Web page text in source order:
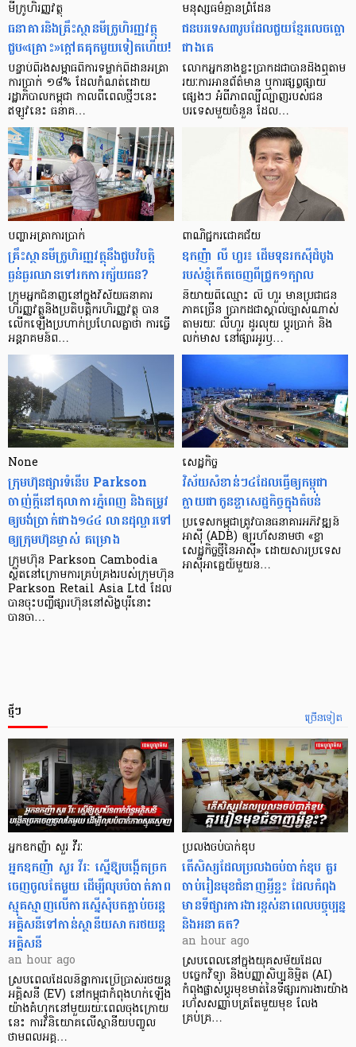
មីក្រូ​ហិរញ្ញវត្ថុ
ធនាគារ​និង​គ្រឹះស្ថាន​មីក្រូ​ហិរញ្ញវត្ថុ​
ជួប«គ្រោះ»ក្តៅ​គគុក​មួយ​ទៀត​ហើយ!
បន្ទាប់​ពី​រង​សម្ពាធ​​ពី​ការ​ទម្លាក់​ពិដាន​អត្រា​
ការ​ប្រាក់ ១៨​% ដែល​កំណត់​ដោយ​
រដ្ឋាភិបាល​កម្ពុជា កាល​ពី​ពេល​ថ្មីៗ​នេះ
ឥឡូវ​នេះ ធនាគ…
មនុស្ស​ធម៌​គ្មាន​ព្រំដែន
ជន​បរទេស​៣​រូប​ដែល​ជួយ​ខ្មែរ​លេច​ធ្លោ​
ជាង​គេ
លោកអ្នក​នាង​ខ្លះ​ប្រាកដ​ជា​បាន​​ដឹង​ឮ​តាម​
រយៈ​ការ​អាន​ព័ត៌មាន ឬ​ការ​ផ្សព្វផ្សាយ​
ផ្សេងៗ អំពី​ភាព​ល្បីល្បាញ​របស់​ជន​
បរទេស​មួយ​ចំនួន ដែល…
បញ្ហា​អត្រា​ការប្រាក់
គ្រឹះស្ថាន​មីក្រូ​ហិរញ្ញវត្ថុ​នឹង​ជួប​វិបត្តិ​
ធ្ងន់ធ្ងរ​ឈាន​ទៅ​រក​ការ​ក្ស័យធន?
ក្រុម​អ្នក​ជំនាញ​នៅ​ក្នុង​វិស័យ​ធនាគារ
ហិរញ្ញវត្ថុ​និង​ប្រតិបត្តិករ​ហិរញ្ញ​វត្ថុ បាន​​
លើក​ឡើង​ប្រហាក់​ប្រហែល​គ្នា​ថា ការ​ធ្វើ​
អន្តរាគមន៍​ព…
ពាណិជ្ជករជោគជ័យ
ឧកញ៉ា លី ហួរ៖ ដើមទុនរកស៊ីដំបូង
របស់ខ្ញុំកើតចេញពីជ្រូក១ក្បាល
និយាយ​ពី​ឈ្មោះ លី ហួរ មាន​ប្រជាជន​
ភាគ​ច្រើន ប្រាកដ​ជា​ស្គាល់​ច្បាស់​ណាស់
តាមរយៈ លីហួរ ដូរ​លុយ ប្តូរ​បា្រក់ និង​
លក់​មាស នៅ​ផ្សារ​អូរ​ឫ…
None
ក្រុមហ៊ុនផ្សារទំនើប Parkson
ចាញ់ក្ដីនៅតុលាការភ្នំពេញ និងតម្រូវ
ឲ្យបង់ប្រាក់ជាង១៤៤ លានដុល្លារទៅ
ឲ្យក្រុមហ៊ុនម្ចាស់ គម្រោង
ក្រុមហ៊ុន Parkson Cambodia
ស្ថិតនៅក្រោមការគ្រប់គ្រងរបស់ក្រុមហ៊ុន
Parkson Retail Asia Ltd ដែល
បានចុះបញ្ចីផ្សារហ៊ុននៅសិង្ហបុរីនោះ
បានចា…
សេដ្ឋកិច្ច​
វិស័យ​សំខាន់ៗ​៤​ដែល​ធ្វើ​ឲ្យ​កម្ពុជា​
ក្លាយ​ជា​កូន​ខ្លា​សេដ្ឋកិច្ច​ក្នុង​តំបន់
ប្រទេស​កម្ពុជា​ត្រូវ​បាន​ធនាគារ​អភិវឌ្ឍន៍​
អាស៊ី (ADB) ឲ្យ​រហ័ស​នាមថា «ខ្លា​
សេដ្ឋកិច្ច​ថ្មី​នៃ​អាស៊ី» ដោយសារ​ប្រទេស​
អាស៊ី​អាគ្នេយ៍​មួយ​ន…
ច្រើនទៀត
ថ្មីៗ
អ្នកឧកញ៉ា សួរ វីរៈ
អ្នកឧកញ៉ា សួរ វីរៈ ស្នើឱ្យបង្កើតច្រក
ចេញចូលតែមួយ ដើម្បីលុបបំបាត់ភាព
ស្មុគស្មាញលើការស្នើសុំបតភ្ជាប់ចរន្ត
អគ្គិសនីទៅកាន់ស្ថានីយសាករថយន្ត
អគ្គិសនី
an hour ago
ស្របពេលដែលនិន្នាការប្រើប្រាស់រថយន្ត
អគ្គិសនី (EV) នៅកម្ពុជាកំពុងហក់ឡើង
យ៉ាងគំហុកនៅមួយរយៈពេលចុងក្រោយ
នេះ ការវិនិយោគលើស្ថានីយបញ្ចូល
ថាមពលអគ្គ…
ប្រលងចប់បាក់ឌុប
តើសិស្សដែលប្រលងចប់បាក់ឌុប គួរ
ចាប់រៀនមុខជំនាញអ្វីខ្លះ ដែលកំពុង
មានទីផ្សារការងារខ្ពស់នាពេលបច្ចុប្បន្ន
និងអនាគត?
an hour ago
ស្របពេលនៅក្នុងយុគសម័យដែល
បច្ចេកវិទ្យា និងបញ្ញាសិប្បនិម្មិត (AI)
កំពុងផ្លាស់ប្តូរមុខមាត់នៃទីផ្សារការងារយ៉ាង
រហ័សសញ្ញាបត្រតែមួយមុខ លែង
គ្រប់គ្រ…